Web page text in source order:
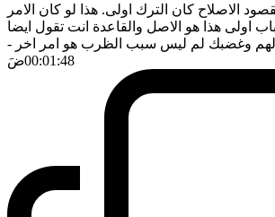
الاصلاح كان الترك اولى. هذا لو كان الامر
اولى هذا هو الاصل والقاعدة انت تقول ايضا
وغضبك لم ليس سبب الظرب هو امر اخر -
00:01:48ضَ